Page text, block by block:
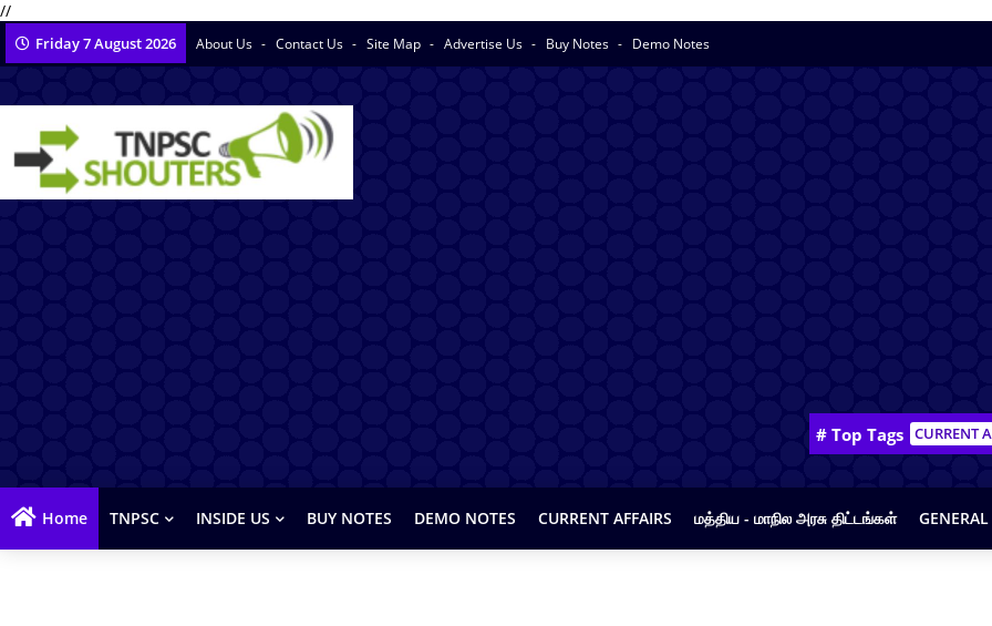
//
Friday 7 August 2026 About Us Contact Us Site Map Advertise Us Buy Notes Demo Notes
# Top Tags CURRENT
Home TNPSC INSIDE US BUY NOTES DEMO NOTES CURRENT AFFAIRS மத்திய - மாநில அரசு திட்டங்கள்